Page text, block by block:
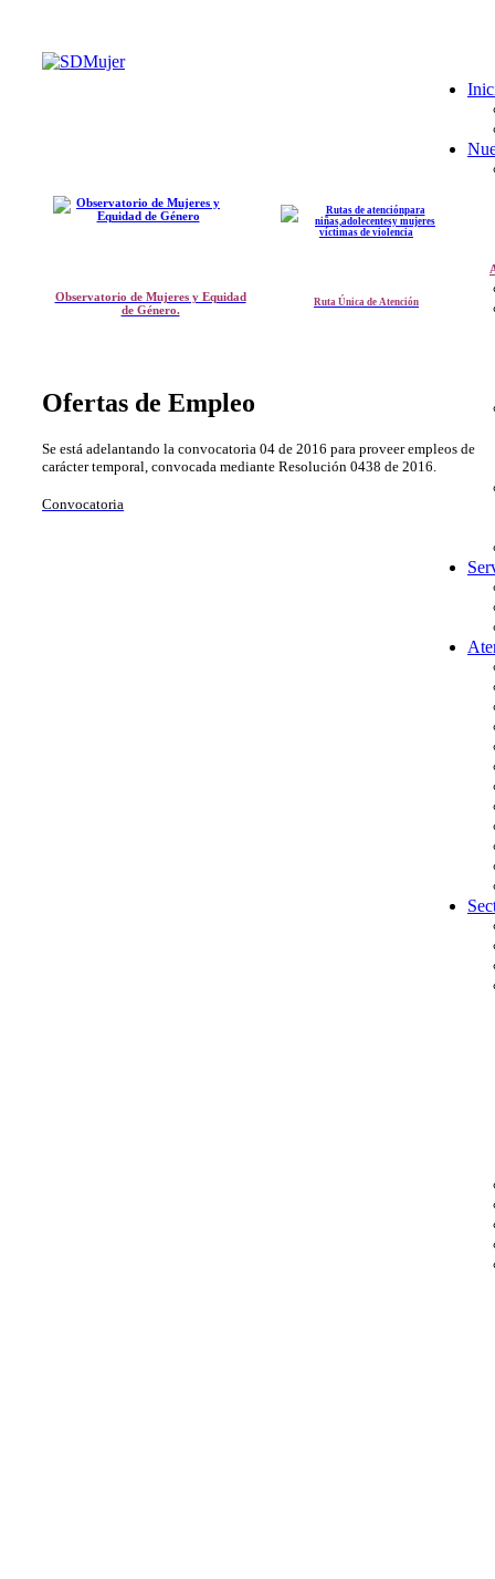
Observatorio de Mujeres y Equidad
de Género.
Ruta Única de Atención
Ofertas de Empleo
Se está adelantando la convocatoria 04 de 2016 para proveer empleos de
carácter temporal, convocada mediante Resolución 0438 de 2016.
Convocatoria